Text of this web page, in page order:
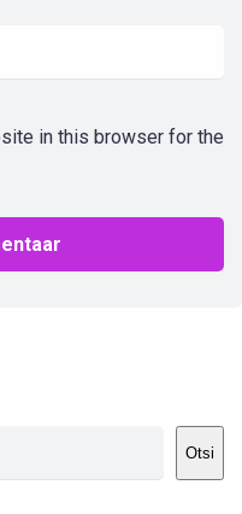
in this browser for the
Otsi